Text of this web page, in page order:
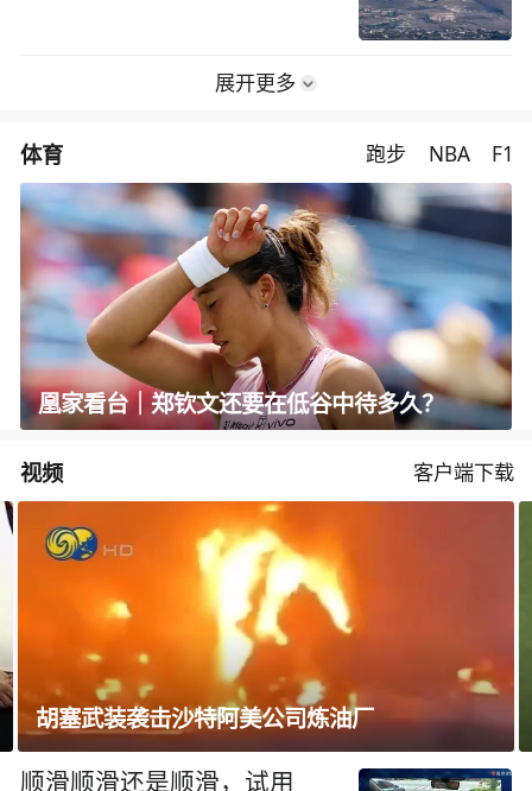
展开更多
体育 跑步 NBA F1
凰家看台｜郑钦文还要在低谷中待多久？
视频 客户端下载
胡塞武装袭击沙特阿美公司炼油厂
顺滑顺滑还是顺滑，试用